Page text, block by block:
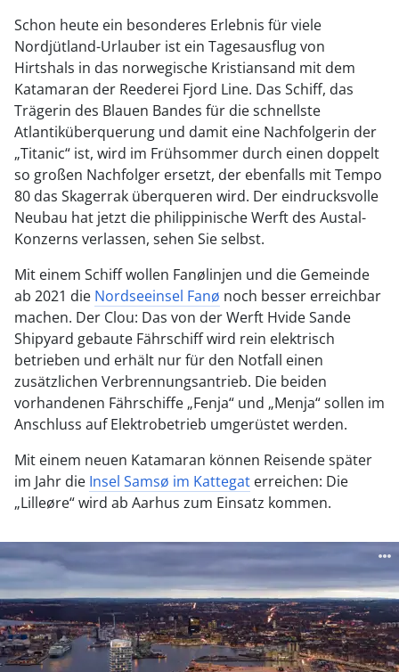
Schon heute ein besonderes Erlebnis für viele
Nordjütland-Urlauber ist ein Tagesausflug von
Hirtshals in das norwegische Kristiansand mit dem
Katamaran der Reederei Fjord Line. Das Schiff, das
Trägerin des Blauen Bandes für die schnellste
Atlantiküberquerung und damit eine Nachfolgerin der
„Titanic“ ist, wird im Frühsommer durch einen doppelt
so großen Nachfolger ersetzt, der ebenfalls mit Tempo
80 das Skagerrak überqueren wird. Der eindrucksvolle
Neubau hat jetzt die philippinische Werft des Austal-
Konzerns verlassen, sehen Sie selbst.
Mit einem Schiff wollen Fanølinjen und die Gemeinde
ab 2021 die Nordseeinsel Fanø noch besser erreichbar
machen. Der Clou: Das von der Werft Hvide Sande
Shipyard gebaute Fährschiff wird rein elektrisch
betrieben und erhält nur für den Notfall einen
zusätzlichen Verbrennungsantrieb. Die beiden
vorhandenen Fährschiffe „Fenja“ und „Menja“ sollen im
Anschluss auf Elektrobetrieb umgerüstet werden.
Mit einem neuen Katamaran können Reisende später
im Jahr die Insel Samsø im Kattegat erreichen: Die
„Lilleøre“ wird ab Aarhus zum Einsatz kommen.